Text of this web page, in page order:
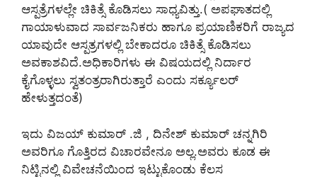
ಆಸ್ಪತ್ರೆಗಳಲ್ಲೇ ಚಿಕಿತ್ಸೆ ಕೊಡಿಸಲು ಸಾಧ್ಯವಿತ್ತು.( ಅಪಘಾತದಲ್ಲಿ
ಗಾಯಾಳುವಾದ ಸಾರ್ವಜನಿಕರು ಹಾಗೂ ಪ್ರಯಾಣಿಕರಿಗೆ ರಾಜ್ಯದ
ಯಾವುದೇ ಆಸ್ಪತ್ರಗಳಲ್ಲಿ ಬೇಕಾದರೂ ಚಿಕಿತ್ಸೆ ಕೊಡಿಸಲು
ಅವಕಾಶವಿದೆ.ಅಧಿಕಾರಿಗಳು ಈ ವಿಷಯದಲ್ಲಿ ನಿರ್ದಾರ
ಕೈಗೊಳ್ಳಲು ಸ್ವತಂತ್ರರಾಗಿರುತ್ತಾರೆ ಎಂದು ಸರ್ಕ್ಯೂಲರ್
ಹೇಳುತ್ತದಂತೆ)
ಇದು ವಿಜಯ್ ಕುಮಾರ್ .ಜಿ , ದಿನೇಶ್ ಕುಮಾರ್ ಚನ್ನಗಿರಿ
ಅವರಿಗೂ ಗೊತ್ತಿರದ ವಿಚಾರವೇನೂ ಅಲ್ಲ.ಅವರು ಕೂಡ ಈ
ನಿಟ್ಟಿನಲ್ಲಿ ವಿವೇಚನೆಯಿಂದ ಇಟ್ಟುಕೊಂಡು ಕೆಲಸ